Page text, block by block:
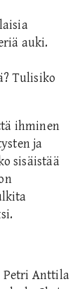
auki.
Tulisiko
ihminen
ja
sisäistää
Petri Anttila